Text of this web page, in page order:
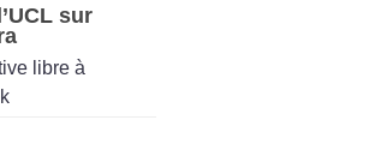
sur
libre à